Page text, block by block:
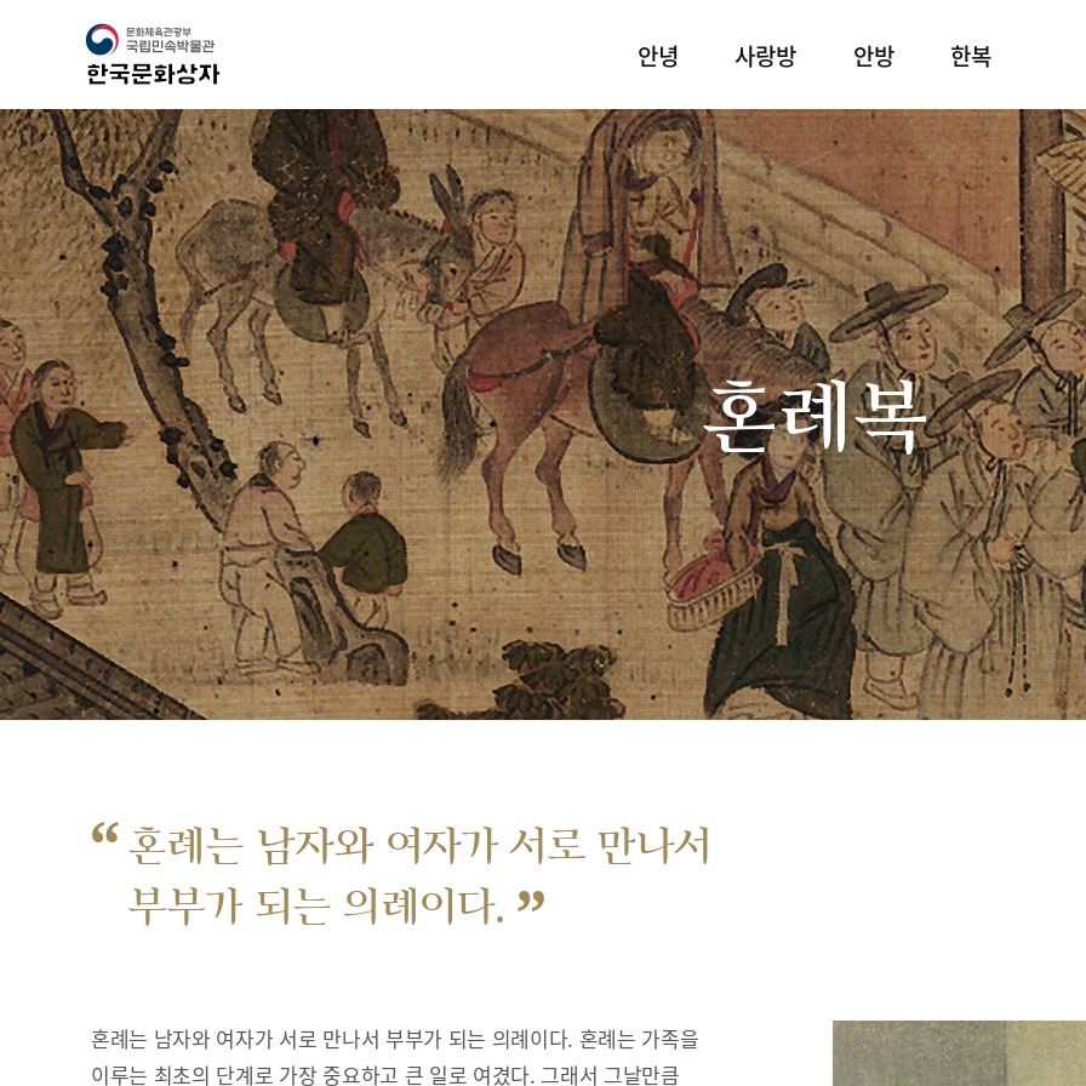
안녕 사랑방 안방 한복
혼례복
“혼례는 남자와 여자가 서로 만나서
부부가 되는 의례이다. ”
혼례는 남자와 여자가 서로 만나서 부부가 되는 의례이다. 혼례는 가족을
이루는 최초의 단계로 가장 중요하고 큰 일로 여겼다. 그래서 그날만큼